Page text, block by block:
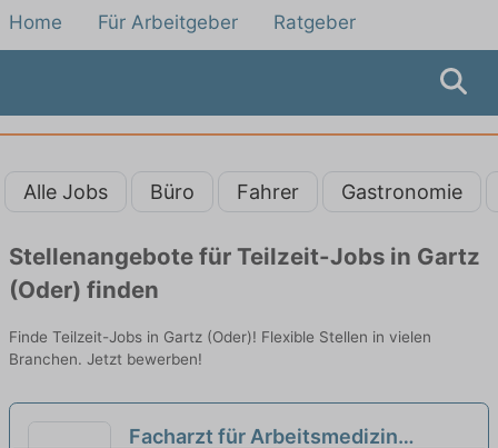
Home Für Arbeitgeber Ratgeber
Alle Jobs Büro Fahrer Gastronomie
Stellenangebote für Teilzeit-Jobs in Gartz
(Oder) finden
Finde Teilzeit-Jobs in Gartz (Oder)! Flexible Stellen in vielen
Branchen. Jetzt bewerben!
Facharzt für Arbeitsmedizin